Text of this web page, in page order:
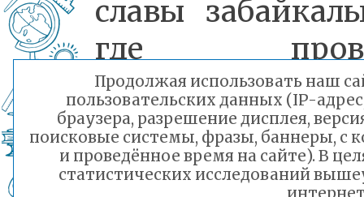
славы
где
экскурсию
Ребята
в митинге и
Продолжая использовать наш
пользовательских данных (IP-
браузера, разрешение дисплея,
поисковые системы, фразы, баннеры, с
и проведённое время на сайте). В
статистических исследований